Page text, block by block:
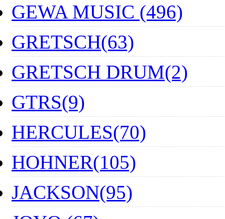
GEWA MUSIC (496)
GRETSCH(63)
GRETSCH DRUM(2)
GTRS(9)
HERCULES(70)
HOHNER(105)
JACKSON(95)